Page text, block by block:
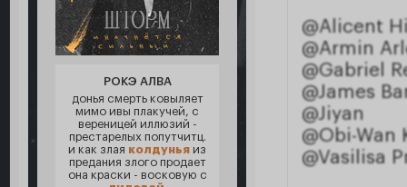
РОКЭ АЛВА
донья смерть ковыляет
мимо ивы плакучей, с
вереницей иллюзий -
престарелых попутчитц.
и как злая колдунья из
предания злого продает
она краски - восковую с
@Alicent
@Armin
@Gabriel
@James
@Jiyan
@Obi-Wan
@Vasilisa